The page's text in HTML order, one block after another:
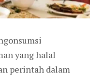
yang halal
perintah dalam